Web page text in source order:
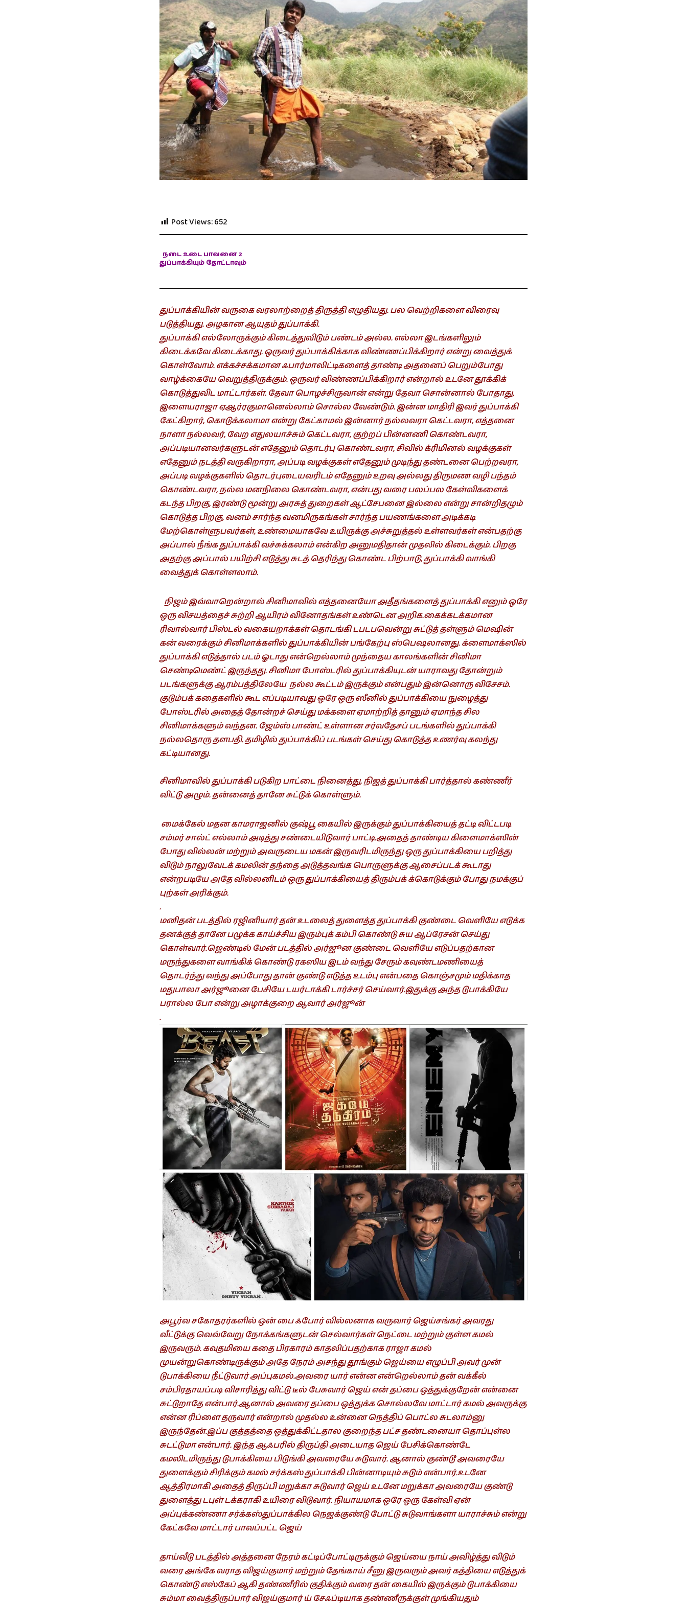
Post Views:652
நடை உடை பாவனை2
துப்பாக்கியும் தோட்டாவும்
துப்பாக்கியின் வருகை வரலாற்றைத் திருத்தி எழுதியது. பல வெற்றிகளை விரைவு
படுத்தியது. அழகான ஆயுதம் துப்பாக்கி.
துப்பாக்கி எல்லோருக்கும் கிடைத்துவிடும் பண்டம் அல்ல. எல்லா இடங்களிலும்
கிடைக்கவே கிடைக்காது. ஒருவர் துப்பாக்கிக்காக விண்ணப்பிக்கிறார் என்று வைத்துக்
கொள்வோம். எக்கச்சக்கமான ஃபார்மாலிட்டிகளைத் தாண்டி அதனைப் பெறும்போது
வாழ்க்கையே வெறுத்திருக்கும். ஒருவர் விண்ணப்பிக்கிறார் என்றால் உடனே தூக்கிக்
கொடுத்துவிட மாட்டார்கள். தேவா பொழச்சிருவான் என்று தேவா சொன்னால் போதாது,
இளையராஜா ஏஆர்ரகுமானெல்லாம் சொல்ல வேண்டும். இன்ன மாதிரி இவர் துப்பாக்கி
கேட்கிறார், கொடுக்கலாமா என்று கேட்காமல் இன்னார் நல்லவரா கெட்டவரா, எத்தனை
நாளா நல்லவர், வேற எதுலயாச்சும் கெட்டவரா, குற்றப் பின்னணி கொண்டவரா,
அப்படியானவர்களுடன் எதேனும் தொடர்பு கொண்டவரா, சிவில் க்ரிமினல் வழக்குகள்
எதேனும் நடத்தி வருகிறாரா, அப்படி வழக்குகள் எதேனும் முடிந்து தண்டனை பெற்றவரா,
அப்படி வழக்குகளில் தொடர்புடையவரிடம் எதேனும் உறவு அல்லது திருமண வழி பந்தம்
கொண்டவரா, நல்ல மனநிலை கொண்டவரா, என்பது வரை பலப்பல கேள்விகளைக்
கடந்த பிறகு, இரண்டு மூன்று அரசுத் துறைகள் ஆட்சேபனை இல்லை என்று சான்றிதழும்
கொடுத்த பிறகு, வனம் சார்ந்த வனமிருகங்கள் சார்ந்த பயணங்களை அடிக்கடி
மேற்கொள்ளுபவர்கள், உண்மையாகவே உயிருக்கு அச்சுறுத்தல் உள்ளவர்கள் என்பதற்கு
அப்பால் நீங்க துப்பாக்கி வச்சுக்கலாம் என்கிற அனுமதிதான் முதலில் கிடைக்கும். பிறகு
அதற்கு அப்பால் பயிற்சி எடுத்து சுடத் தெரிந்து கொண்ட பிற்பாடு, துப்பாக்கி வாங்கி
வைத்துக் கொள்ளலாம்.
நிஜம் இவ்வாறென்றால் சினிமாவில் எத்தனையோ அதீதங்களைத் துப்பாக்கி எனும் ஒரே
ஒரு விசயத்தைச் சுற்றி ஆயிரம் வினோதங்கள் உண்டென அறிக.கைக்கடக்கமான
ரிவால்வார் பிஸ்டல் வகையறாக்கள் தொடங்கி டபடபவென்று சுட்டுத் தள்ளும் மெஷின்
கன் வரைக்கும் சினிமாக்களில் துப்பாக்கியின் பங்கேற்பு ஸ்பெஷலானது. க்ளைமாக்ஸில்
துப்பாக்கி எடுத்தால் படம் ஓடாது என்றெல்லாம் முந்தைய காலங்களின் சினிமா
செண்டிமெண்ட் இருந்தது. சினிமா போஸ்டரில் துப்பாக்கியுடன் யாராவது தோன்றும்
படங்களுக்கு ஆரம்பத்திலேயே நல்ல கூட்டம் இருக்கும் என்பதும் இன்னொரு விசேசம்.
குடும்பக் கதைகளில் கூட எப்படியாவது ஒரே ஒரு ஸீனில் துப்பாக்கியை நுழைத்து
போஸ்டரில் அதைத் தோன்றச் செய்து மக்களை ஏமாற்றித் தானும் ஏமாந்த சில
சினிமாக்களும் வந்தன. ஜேம்ஸ் பாண்ட் உள்ளான சர்வதேசப் படங்களில் துப்பாக்கி
நல்லதொரு தளபதி. தமிழில் துப்பாக்கிப் படங்கள் செய்து கொடுத்த உணர்வு கலந்து
கட்டியானது.
சினிமாவில் துப்பாக்கி படுகிற பாட்டை நினைத்து, நிஜத் துப்பாக்கி பார்த்தால் கண்ணீர்
விட்டு அழும். தன்னைத் தானே சுட்டுக் கொள்ளும்.
மைக்கேல் மதன காமராஜனில் குஷ்பூ கையில் இருக்கும் துப்பாக்கியைத் தட்டி விட்டபடி
சம்மர் சால்ட் எல்லாம் அடித்து சண்டையிடுவார் பாட்டி.அதைத் தாண்டிய கிளைமாக்ஸின்
போது வில்லன் மற்றும் அவருடைய மகன் இருவரிடமிருந்து ஒரு துப்பாக்கியை பறித்து
விடும் நாலுவேடக் கமலின் தந்தை அடுத்தவங்க பொருளுக்கு ஆசைப்படக் கூடாது
என்றபடியே அதே வில்லனிடம் ஒரு துப்பாக்கியைத் திரும்பக் க்கொடுக்கும் போது நமக்குப்
புற்கள் அரிக்கும்.
.
மனிதன் படத்தில் ரஜினியார் தன் உடலைத் துளைத்த துப்பாக்கி குண்டை வெளியே எடுக்க
தனக்குத் தானே பழுக்க காய்ச்சிய இரும்புக் கம்பி கொண்டு சுய ஆப்ரேசன் செய்து
கொள்வார்.ஜெண்டில் மேன் படத்தில் அர்ஜூன குண்டை வெளியே எடுப்பதற்கான
மருந்துகளை வாங்கிக் கொண்டு ரகஸிய இடம் வந்து சேரும் கவுண்டமணியைத்
தொடர்ந்து வந்து அப்போது தான் குண்டு எடுத்த உடம்பு என்பதை கொஞ்சமும் மதிக்காத
மதுபாலா அர்ஜூனை பேசியே டயர்டாக்கி டார்ச்சர் செய்வார்.இதுக்கு அந்த டுபாக்கியே
பரால்ல போ என்று அழாக்குறை ஆவார் அர்ஜூன்
.
அபூர்வ சகோதரர்களில் ஒன் பை ஃபோர் வில்லனாக வருவார் ஜெய்சங்கர் அவரது
வீட்டுக்கு வெவ்வேறு நோக்கங்களுடன் செல்வார்கள் நெட்டை மற்றும் குள்ள கமல்
இருவரும். கவுதமியை கதை பிரகாரம் காதலிப்பதற்காக ராஜா கமல்
முயன்றுகொண்டிருக்கும் அதே நேரம் அசந்து தூங்கும் ஜெய்யை எழுப்பி அவர் முன்
டுபாக்கியை நீட்டுவார் அப்புகமல்.அவரை யார் என்ன என்றெல்லாம் தன் வக்கீல்
சம்பிரதாயப்படி விசாரித்து விட்டு டீல் பேசுவார் ஜெய் என் தப்பை ஒத்துக்குறேன் என்னை
சுட்டுறாதே என்பார்.ஆனால் அவரை தப்பை ஒத்துக்க சொல்லவே மாட்டார் கமல் அவருக்கு
என்ன ரிப்ளை தருவார் என்றால் முதல்ல உன்னை நெத்திப் பொட்ல சுடலாம்னு
இருந்தேன்.இப்ப குத்தத்தை ஒத்துக்கிட்டதால குறைந்த பட்ச தண்டனையா தொப்புள்ல
சுடட்டுமா என்பார். இந்த ஆஃபரில் திருப்தி அடையாத ஜெய் பேசிக்கொண்டே
கமலிடமிருந்து டுபாக்கியை பிடுங்கி அவரையே சுடுவார். ஆனால் குண்டூ அவரையே
துளைக்கும் சிரிக்கும் கமல் சர்க்கஸ் துப்பாக்கி பின்னாடியும் சுடும் என்பார்.உடனே
ஆத்திரமாகி அதைத் திருப்பி மறுக்கா சுடுவார் ஜெய் உடனே மறுக்கா அவரையே குண்டு
துளைத்து டபுள் டக்கராகி உயிரை விடுவார். நியாயமாக ஒரே ஒரு கேள்வி ஏன்
அப்புக்கண்ணா சர்க்கஸ்துப்பாக்கில நெஜக்குண்டு போட்டு சுடுவாங்களா யாராச்சும் என்று
கேட்கவே மாட்டார் பாவப்பட்ட ஜெய்
தாய்வீடு படத்தில் அத்தனை நேரம் கட்டிப்போட்டிருக்கும் ஜெய்யை நாய் அவிழ்த்து விடும்
வரை அங்கே வராத விஜய்குமார் மற்றும் தேங்காய் சீனு இருவரும் அவர் கத்தியை எடுத்துக்
கொண்டு எஸ்கேப் ஆகி தண்ணீரில் குதிக்கும் வரை தன் கையில் இருக்கும் டுபாக்கியை
சும்மா வைத்திருப்பார் விஜய்குமார் ய் சேஃப்டியாக தண்ணீருக்குள் முங்கியதும்